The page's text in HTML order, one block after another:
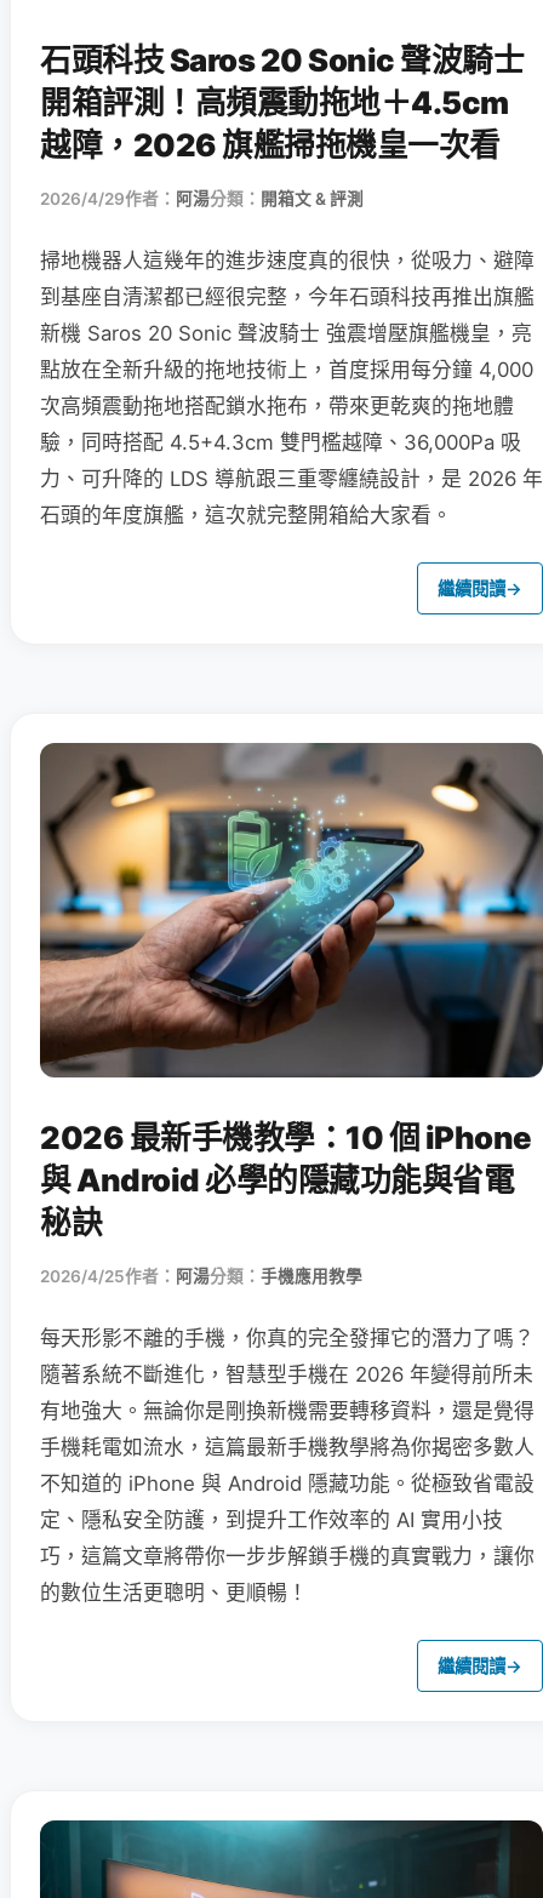
石頭科技 Saros 20 Sonic 聲波騎士
開箱評測！高頻震動拖地＋4.5cm
越障，2026 旗艦掃拖機皇一次看
2026/4/29作者： 阿湯分類： 開箱文 & 評測
掃地機器人這幾年的進步速度真的很快，從吸力、避障
到基座自清潔都已經很完整，今年石頭科技再推出旗艦
新機 Saros 20 Sonic 聲波騎士 強震增壓旗艦機皇，亮
點放在全新升級的拖地技術上，首度採用每分鐘 4,000
次高頻震動拖地搭配鎖水拖布，帶來更乾爽的拖地體
驗，同時搭配 4.5+4.3cm 雙門檻越障、36,000Pa 吸
力、可升降的 LDS 導航跟三重零纏繞設計，是 2026 年
石頭的年度旗艦，這次就完整開箱給大家看。
繼續閱讀→
2026 最新手機教學：10 個 iPhone
與 Android 必學的隱藏功能與省電
秘訣
2026/4/25作者： 阿湯分類： 手機應用教學
每天形影不離的手機，你真的完全發揮它的潛力了嗎？
隨著系統不斷進化，智慧型手機在 2026 年變得前所未
有地強大。無論你是剛換新機需要轉移資料，還是覺得
手機耗電如流水，這篇最新手機教學將為你揭密多數人
不知道的 iPhone 與 Android 隱藏功能。從極致省電設
定、隱私安全防護，到提升工作效率的 AI 實用小技
巧，這篇文章將帶你一步步解鎖手機的真實戰力，讓你
的數位生活更聰明、更順暢！
繼續閱讀→